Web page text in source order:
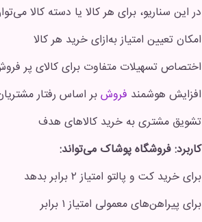
در این سناریو، برای هر کالا یا دسته کالا
امکان تعیین امتیاز به‌ازای خرید هر کالا
اختصاص تسهیلات متفاوت برای کالای پر
افزایش هوشمند فروشبر اساس رفتار
تشویق مشتری به خرید کالاهای هدف
کاربرد:فروشگاه پوشاک می‌تواند:
برای خرید کت و پالتو امتیاز ۲ برابر بدهد
برای پیراهن‌های معمولی امتیاز ۱ برابر